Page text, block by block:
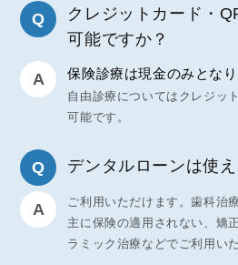
クレジットカード・
可能ですか？
保険診療は現金のみとなり
自由診療についてはクレジッ
可能です。
デンタルローンは使え
ご利用いただけます。歯科治
主に保険の適用されない、矯
ラミック治療などでご利用い